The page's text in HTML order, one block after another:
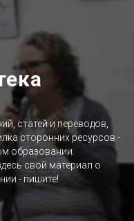
статей и переводов,
сторонних ресурсов -
образовании.
свой материал о
- пишите!